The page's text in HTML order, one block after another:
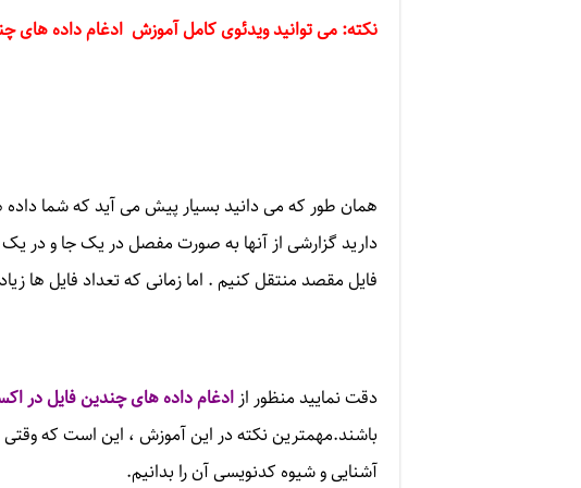
نکته: می توانید ویدئوی کامل آموزش ادغام داده های
همان طور که می دانید بسیار پیش می آید که شما داده
دارید گزارشی از آنها به صورت مفصل در یک جا و در
فایل مقصد منتقل کنیم . اما زمانی که تعداد فایل ها
دقت نمایید منظور ازادغام داده های چندین فایل در
باشند.مهمترین نکته در این آموزش ، این است که وقتی
آشنایی و شیوه کدنویسی آن را بدانیم.